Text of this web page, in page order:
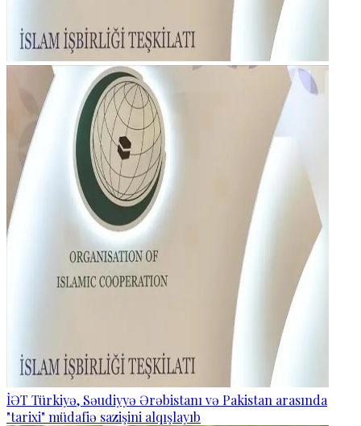
İƏT Türkiyə, Səudiyyə Ərəbistanı və Pakistan arasında
"tarixi" müdafiə sazişini alqışlayıb